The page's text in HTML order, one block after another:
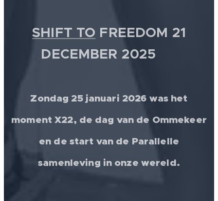
SHIFT TO FREEDOM 21
DECEMBER 2025 💫
Zondag 25 januari 2026 was het
moment X22, de dag van de Ommekeer
en de start van de Parallelle
samenleving in onze wereld.